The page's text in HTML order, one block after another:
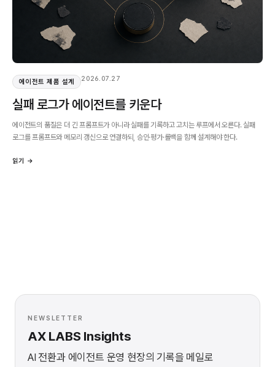
에이전트 제품 설계 2026.07.27
실패 로그가 에이전트를 키운다
에이전트의 품질은 더 긴 프롬프트가 아니라 실패를 기록하고 고치는 루프에서 오른다. 실패
로그를 프롬프트와 메모리 갱신으로 연결하되, 승인·평가·롤백을 함께 설계해야 한다.
읽기 →
NEWSLETTER
AX LABS Insights
AI 전환과 에이전트 운영 현장의 기록을 메일로